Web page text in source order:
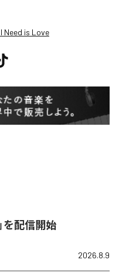
Need is Love
を配信開始
2026.8.9